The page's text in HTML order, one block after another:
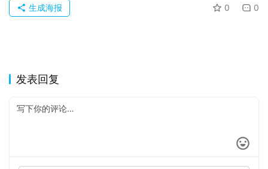
0 0
生成海报
发表回复